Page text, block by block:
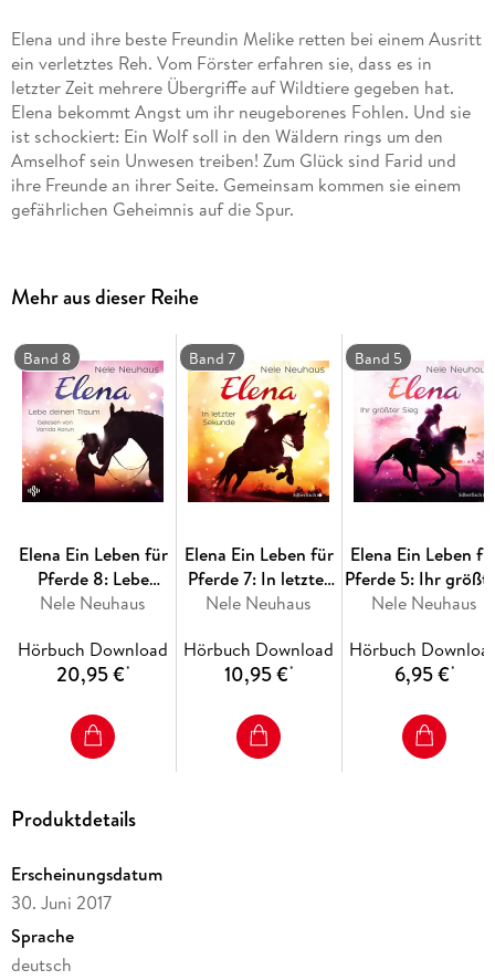
Elena und ihre beste Freundin Melike retten bei einem Ausritt
ein verletztes Reh. Vom Förster erfahren sie, dass es in
letzter Zeit mehrere Übergriffe auf Wildtiere gegeben hat.
Elena bekommt Angst um ihr neugeborenes Fohlen. Und sie
ist schockiert: Ein Wolf soll in den Wäldern rings um den
Amselhof sein Unwesen treiben! Zum Glück sind Farid und
ihre Freunde an ihrer Seite. Gemeinsam kommen sie einem
gefährlichen Geheimnis auf die Spur.
Mehr aus dieser Reihe
Band 8
Elena Ein Leben für
Pferde 8: Lebe
deinen Traum
Nele Neuhaus
Hörbuch Download
20,95 €*
Band 7
Elena Ein Leben für
Pferde 7: In letzter
Sekunde
Nele Neuhaus
Hörbuch Download
10,95 €*
Band 5
Elena Ein Leben
Pferde 5: Ihr
Sieg
Nele Neuhaus
Hörbuch
6,95 €*
Produktdetails
Erscheinungsdatum
30. Juni 2017
Sprache
deutsch